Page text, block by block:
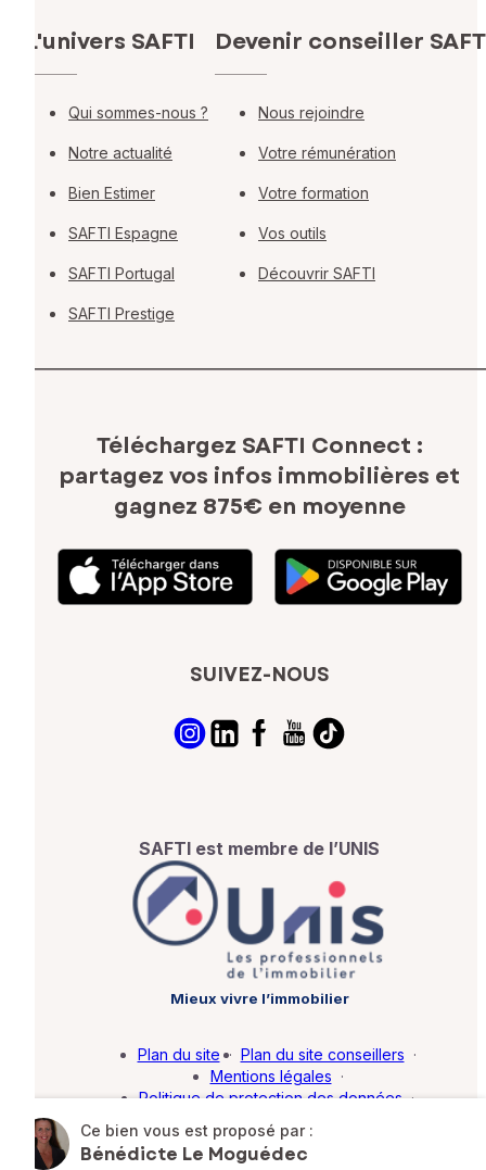
Ce bien vous est proposé par :
Bénédicte Le Moguédec
L'univers SAFTI
Qui sommes-nous ?
Notre actualité
Bien Estimer
SAFTI Espagne
SAFTI Portugal
SAFTI Prestige
Devenir conseiller
Nous rejoindre
Votre rémunération
Votre formation
Vos outils
Découvrir SAFTI
Téléchargez SAFTI Connect :
partagez vos infos immobilières et
gagnez 875€ en moyenne
SUIVEZ-NOUS
SAFTI est membre de l’UNIS
Mieux vivre l’immobilier
Plan du site · Plan du site conseillers ·
Mentions légales ·
Politique de protection des données ·